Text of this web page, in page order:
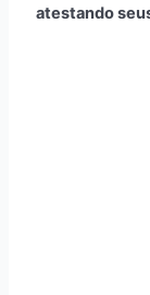
atestando